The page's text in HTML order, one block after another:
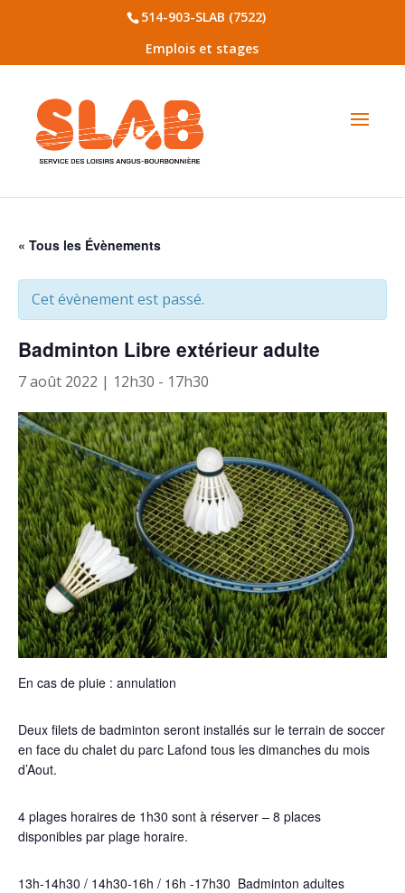
514-903-SLAB (7522)
Emplois et stages
« Tous les Évènements
Cet évènement est passé.
Badminton Libre extérieur adulte
7 août 2022 | 12h30 - 17h30
En cas de pluie : annulation
Deux filets de badminton seront installés sur le terrain de soccer
en face du chalet du parc Lafond tous les dimanches du mois
d’Aout.
4 plages horaires de 1h30 sont à réserver – 8 places
disponibles par plage horaire.
13h-14h30 / 14h30-16h / 16h -17h30 Badminton adultes